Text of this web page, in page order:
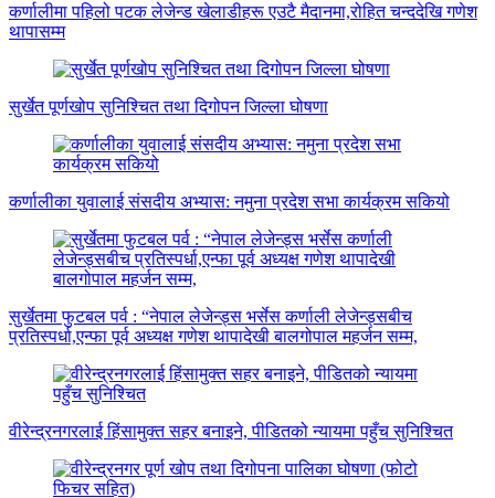
कर्णालीमा पहिलो पटक लेजेन्ड खेलाडीहरू एउटै मैदानमा,रोहित चन्ददेखि गणेश
थापासम्म
सुर्खेत पूर्णखोप सुनिश्चित तथा दिगोपन जिल्ला घोषणा
कर्णालीका युवालाई संसदीय अभ्यास: नमुना प्रदेश सभा कार्यक्रम सकियो
सुर्खेतमा फुटबल पर्व : “नेपाल लेजेन्ड्स भर्सेस कर्णाली लेजेन्ड्सबीच
प्रतिस्पर्धा,एन्फा पूर्व अध्यक्ष गणेश थापादेखी बालगोपाल महर्जन सम्म,
वीरेन्द्रनगरलाई हिंसामुक्त सहर बनाइने, पीडितको न्यायमा पहुँच सुनिश्चित